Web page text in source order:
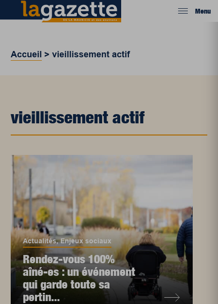
Menu
Accueil >vieillissement actif
vieillissement actif
Actualités,Enjeux sociaux
Rendez-vous 100%
aîné-es : un événement
qui garde toute sa
pertin...